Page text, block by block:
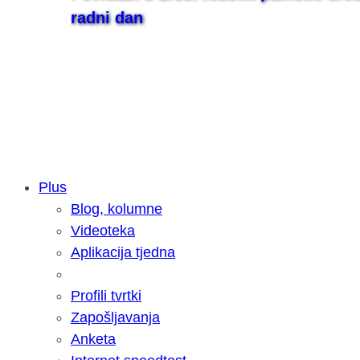
radni dan
Samsung otkrio kako je nastajala
razvoja donijelo tanje i izdržljivije
Plus
Blog, kolumne
Videoteka
Aplikacija tjedna
Profili tvrtki
Zapošljavanja
Anketa